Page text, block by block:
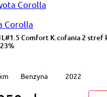
Corolla
Comfort K.cofania 2 stref
Benzyna 2022